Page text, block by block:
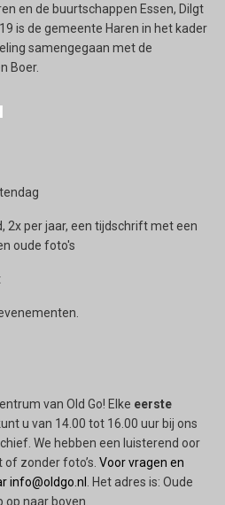
en de buurtschappen Essen, Dilgt
is de gemeente Haren in het kader
samengegaan met de
Boer.
2x per jaar, een tijdschrift met een
oude foto's
van Old Go! Elke eerste
u van 14.00 tot 16.00 uur bij ons
We hebben een luisterend oor
zonder foto’s. Voor vragen en
info@oldgo.nl
. Het adres is: Oude
op naar boven.